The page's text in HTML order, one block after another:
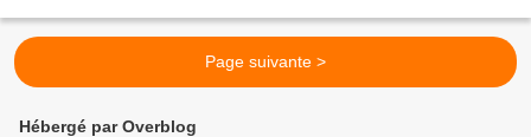
Page suivante >
Hébergé par Overblog